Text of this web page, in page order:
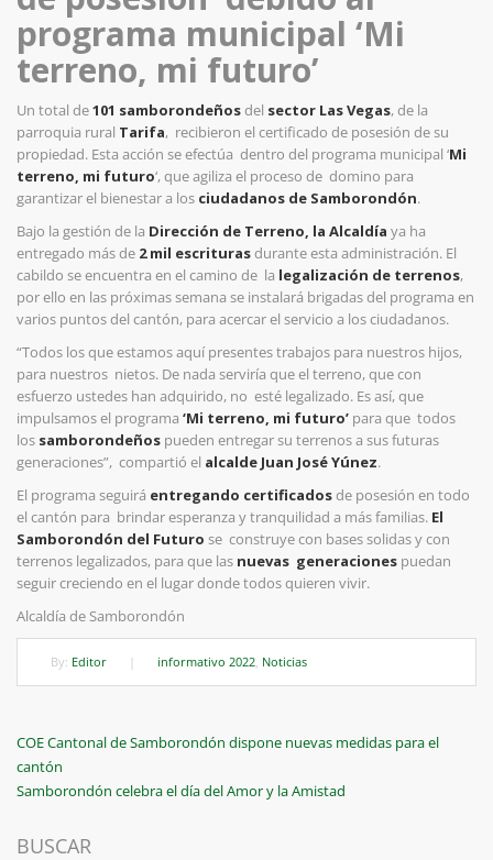
programa municipal ‘Mi
terreno, mi futuro’
Un total de101 samborondeñosdel sector Las Vegas, de la
parroquia rural Tarifa, recibieron el certificado de posesión de su
propiedad. Esta acción se efectúa dentro del programa municipal ‘Mi
terreno, mi futuro‘, que agiliza el proceso de domino para
garantizar el bienestar a los ciudadanos de Samborondón.
Bajo la gestión de la Dirección de Terreno, la Alcaldía ya ha
entregado más de 2 mil escriturasdurante esta administración. El
cabildo se encuentra en el camino de la legalización de terrenos,
por ello en las próximas semana se instalará brigadasdel programa en
varios puntos del cantón, para acercar el servicio a los ciudadanos.
“Todos los que estamos aquí presentes trabajos para nuestros hijos,
para nuestros nietos. De nada serviría que el terreno, que con
esfuerzo ustedes han adquirido, no esté legalizado. Es así, que
impulsamos el programa ‘Mi terreno, mi futuro’ para que todos
los samborondeños pueden entregar su terrenos a sus futuras
generaciones”, compartió el alcalde Juan José Yúnez.
El programa seguirá entregando certificadosde posesión en todo
el cantón para brindar esperanza y tranquilidad a más familias. El
Samborondón del Futuro se construye con bases solidas y con
terrenos legalizados, para que las nuevas generaciones puedan
seguir creciendo en el lugar donde todos quieren vivir.
Alcaldía de Samborondón
By: Editor informativo 2022 Noticias
Navegación
de
Previous
Post
COE Cantonal de Samborondón dispone nuevas medidas para el
cantón
Next
Samborondón celebra el día del Amor y la Amistad
BUSCAR